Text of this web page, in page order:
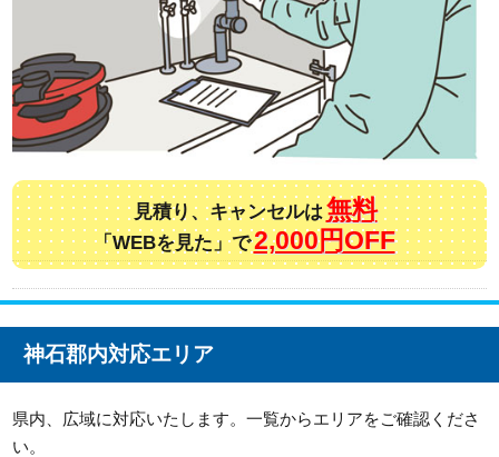
見積り、キャンセルは 無料
「WEBを見た」で2,000円OFF
神石郡内対応エリア
県内、広域に対応いたします。一覧からエリアをご確認くださ
い。